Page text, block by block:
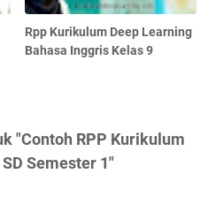
Rpp Kurikulum Deep Learning
Bahasa Inggris Kelas 9
"Contoh RPP Kurikulum
Semester 1"